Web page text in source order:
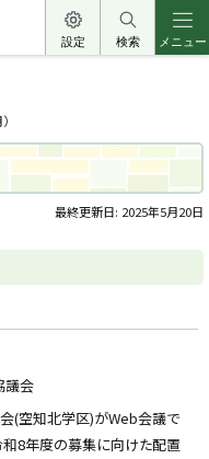
設定 検索 メニュー
最終更新日: 2025年5月20日
議会
(空知北学区)がWeb会議で
和8年度の募集に向けた配置